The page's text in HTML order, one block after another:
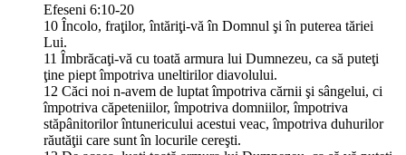
Efeseni 6:10-20
10 Încolo, fraţilor, întăriţi-vă în Domnul şi în puterea tăriei
Lui.
11 Îmbrăcaţi-vă cu toată armura lui Dumnezeu, ca să puteţi
ţine piept împotriva uneltirilor diavolului.
12 Căci noi n-avem de luptat împotriva cărnii şi sângelui, ci
împotriva căpeteniilor, împotriva domniilor, împotriva
stăpânitorilor întunericului acestui veac, împotriva duhurilor
răutăţii care sunt în locurile cereşti.